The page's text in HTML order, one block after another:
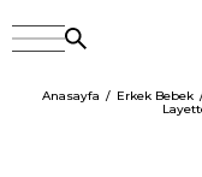
Anasayfa Erkek Bebek